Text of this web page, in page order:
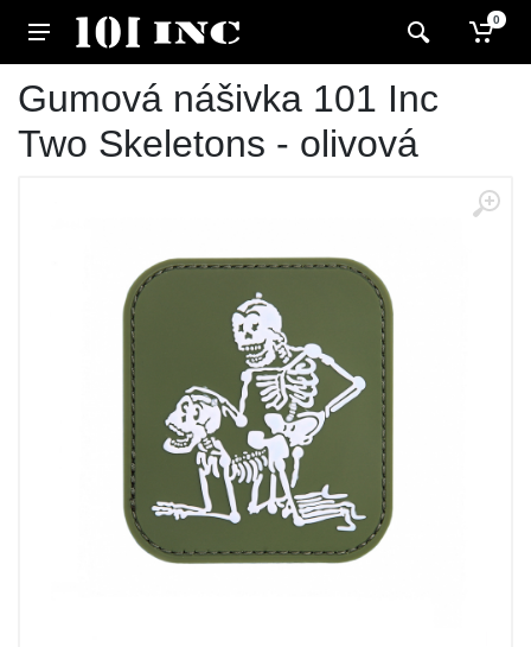
0
Gumová nášivka 101 Inc
Two Skeletons - olivová